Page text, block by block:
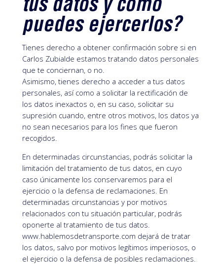
tus datos y cómo
puedes ejercerlos?
Tienes derecho a obtener confirmación sobre si en
Carlos Zubialde estamos tratando datos personales
que te conciernan, o no.
Asimismo, tienes derecho a acceder a tus datos
personales, así como a solicitar la rectificación de
los datos inexactos o, en su caso, solicitar su
supresión cuando, entre otros motivos, los datos ya
no sean necesarios para los fines que fueron
recogidos.
En determinadas circunstancias, podrás solicitar la
limitación del tratamiento de tus datos, en cuyo
caso únicamente los conservaremos para el
ejercicio o la defensa de reclamaciones. En
determinadas circunstancias y por motivos
relacionados con tu situación particular, podrás
oponerte al tratamiento de tus datos.
www.hablemosdetransporte.com dejará de tratar
los datos, salvo por motivos legítimos imperiosos, o
el ejercicio o la defensa de posibles reclamaciones.